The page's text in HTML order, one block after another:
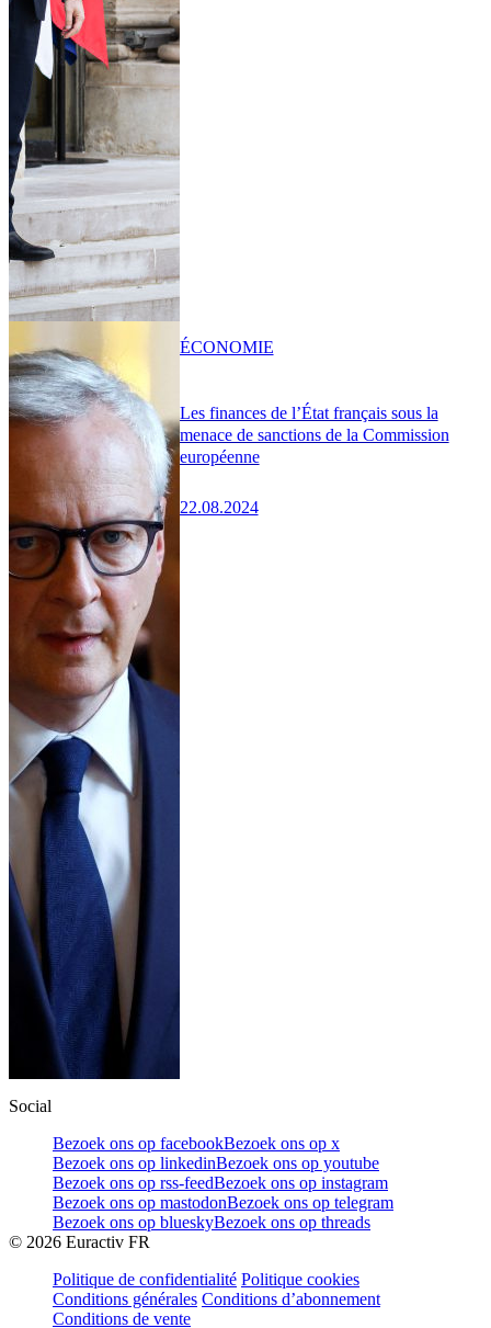
Les finances de l’État français sous la
menace de sanctions de la Commission
européenne
22.08.2024
ÉCONOMIE
Social
Bezoek ons op facebookBezoek ons op x
Bezoek ons op linkedinBezoek ons op youtube
Bezoek ons op rss-feedBezoek ons op instagram
Bezoek ons op mastodonBezoek ons op telegram
Bezoek ons op blueskyBezoek ons op threads
© 2026 Euractiv FR
Politique de confidentialité Politique cookies
Conditions générales Conditions d’abonnement
Conditions de vente